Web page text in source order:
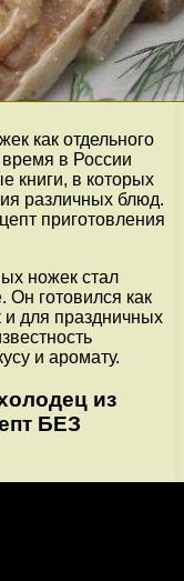
как отдельного
в России
книги, в которых
различных блюд.
приготовления
ножек стал
Он готовился как
и для праздничных
и аромату.
из
БЕЗ